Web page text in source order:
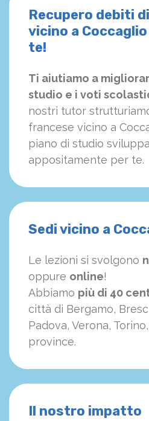
Recupero debiti
vicino a
te!
Ti aiutiamo a
studio e i voti
nostri tutor
francese vicino a
piano di studio
appositamente per te.
Sedi vicino a
Le lezioni si svolgono
oppure online!
Abbiamo più di 40
città di Bergamo,
Padova, Verona,
province.
Il nostro impatto